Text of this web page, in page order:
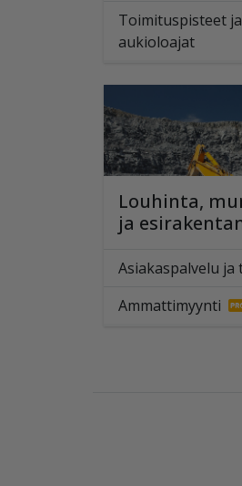
Toimituspisteet ja
aukioloajat
Louhinta,
ja
Asiakaspalvelu ja
Ammattimyynti